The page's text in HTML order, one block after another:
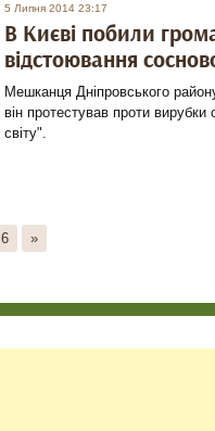
5 Липня 2014 23:17
В Києві побили
відстоювання
Мешканця Дніпровського
він протестував проти
світу".
6 »